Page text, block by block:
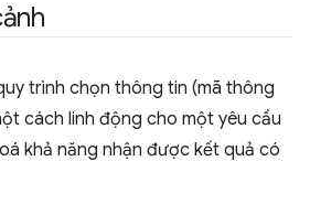
trình chọn thông tin (mã thông
cách linh động cho một yêu cầu
khả năng nhận được kết quả có